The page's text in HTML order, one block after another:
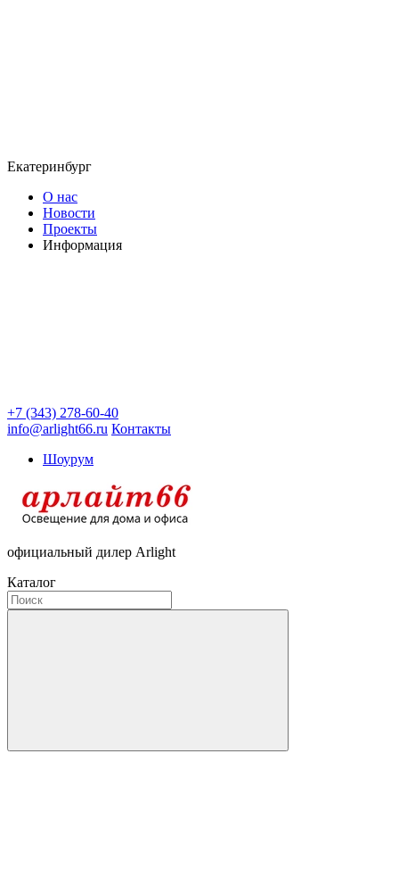
Екатеринбург
О нас
Новости
Проекты
Информация
+7 (343) 278-60-40
info@arlight66.ru Контакты
Шоурум
официальный дилер Arlight
Каталог